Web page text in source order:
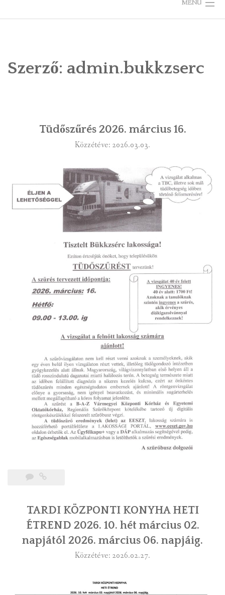
MENU
ÖNKORMÁNYZAT
BÜKKZSÉRCRŐL
RENDEZVÉNYEK, ÜNNEPEK
LÁTNIVALÓK
VENDÉGLÁTÓ EGYSÉGEK, SZÁLLÁSHELYEK
INTÉZMÉNYEK, HASZNOS INFORMÁCIÓK
KÖZÉRDEKŰ ADATOK
Szerző: admin.bukkzserc
Tüdőszűrés 2026. március 16.
Közzétéve: 2026.03.03.
TARDI KÖZPONTI KONYHA HETI
ÉTREND 2026. 10. hét március 02.
napjától 2026. március 06. napjáig.
Közzétéve: 2026.02.27.